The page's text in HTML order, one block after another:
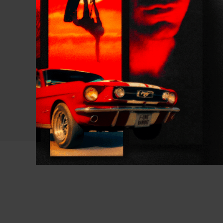
remonter correctement au
Cette planche est également
Elle est livrée avec deux
Inspirée par et parfaitement
permettra de s’élancer dans